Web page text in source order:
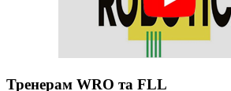
Тренерам WRO та FLL